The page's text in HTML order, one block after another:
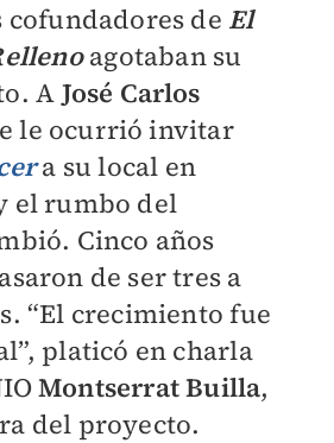
cofundadores de El
agotaban su
A José Carlos
le ocurrió invitar
a su local en
el rumbo del
Cinco años
de ser tres a
“El crecimiento fue
platicó en charla
Montserrat Builla,
del proyecto.